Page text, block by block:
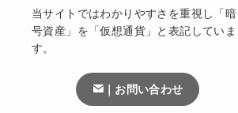
当サイトではわかりやすさを重視し「暗
号資産」を「仮想通貨」と表記していま
す。
｜お問い合わせ